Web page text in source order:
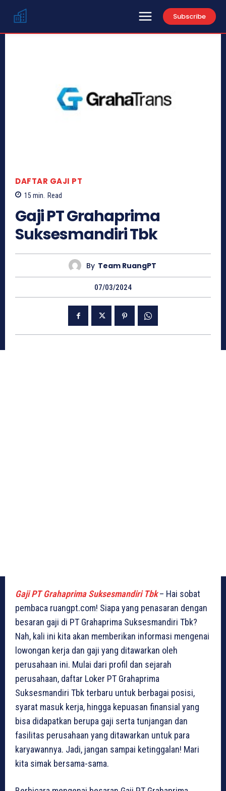
Subscribe
DAFTAR GAJI PT
15 min. Read
Gaji PT Grahaprima
Suksesmandiri Tbk
By Team RuangPT
07/03/2024
Gaji PT Grahaprima Suksesmandiri Tbk– Hai sobat
pembaca ruangpt.com! Siapa yang penasaran dengan
besaran gaji di PT Grahaprima Suksesmandiri Tbk?
Nah, kali ini kita akan memberikan informasi mengenai
lowongan kerja dan gaji yang ditawarkan oleh
perusahaan ini. Mulai dari profil dan sejarah
perusahaan, daftar Loker PT Grahaprima
Suksesmandiri Tbk terbaru untuk berbagai posisi,
syarat masuk kerja, hingga kepuasan finansial yang
bisa didapatkan berupa gaji serta tunjangan dan
fasilitas perusahaan yang ditawarkan untuk para
karyawannya. Jadi, jangan sampai ketinggalan! Mari
kita simak bersama-sama.